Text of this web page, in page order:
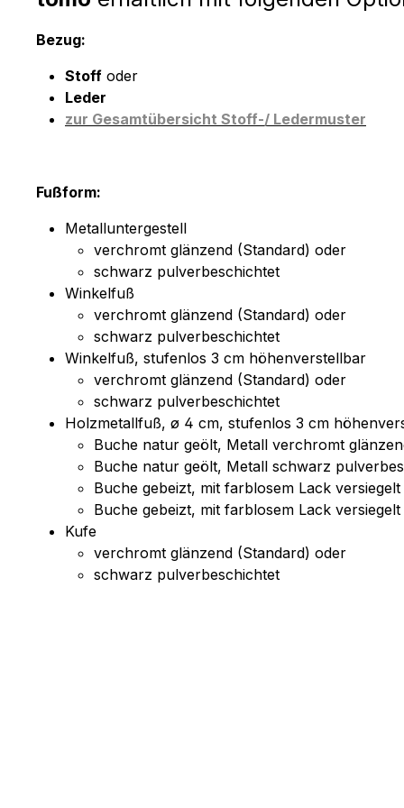
Bezug:
Stoff oder
Leder
zur Gesamtübersicht Stoff-/ Ledermuster
Fußform:
Metalluntergestell
verchromt glänzend (Standard) oder
schwarz pulverbeschichtet
Winkelfuß
verchromt glänzend (Standard) oder
schwarz pulverbeschichtet
Winkelfuß, stufenlos 3 cm höhenverstellbar
verchromt glänzend (Standard) oder
schwarz pulverbeschichtet
Holzmetallfuß, ø 4 cm, stufenlos 3 cm
Buche natur geölt, Metall verchromt
Buche natur geölt, Metall schwarz
Buche gebeizt, mit farblosem Lack
Buche gebeizt, mit farblosem Lack
Kufe
verchromt glänzend (Standard) oder
schwarz pulverbeschichtet